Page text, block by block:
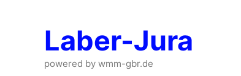
Laber-Jura
powered by wmm-gbr.de